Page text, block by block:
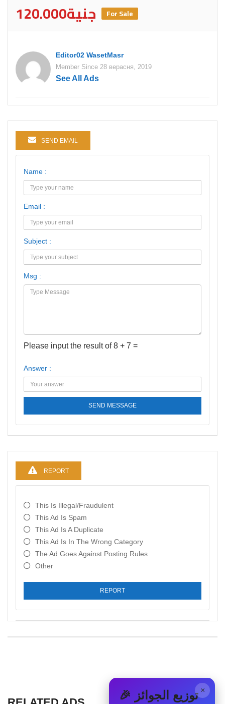
120.000جنية For Sale
Editor02 WasetMasr
Member Since 28 верасня, 2019
See All Ads
SEND EMAIL
Name :
Email :
Subject :
Msg :
Please input the result of 8 + 7 =
Answer :
SEND MESSAGE
REPORT
This Is Illegal/fraudulent
This Ad Is Spam
This Ad Is A Duplicate
This Ad Is In The Wrong Category
The Ad Goes Against Posting Rules
Other
REPORT
× 🎉 توزيع الجوائز